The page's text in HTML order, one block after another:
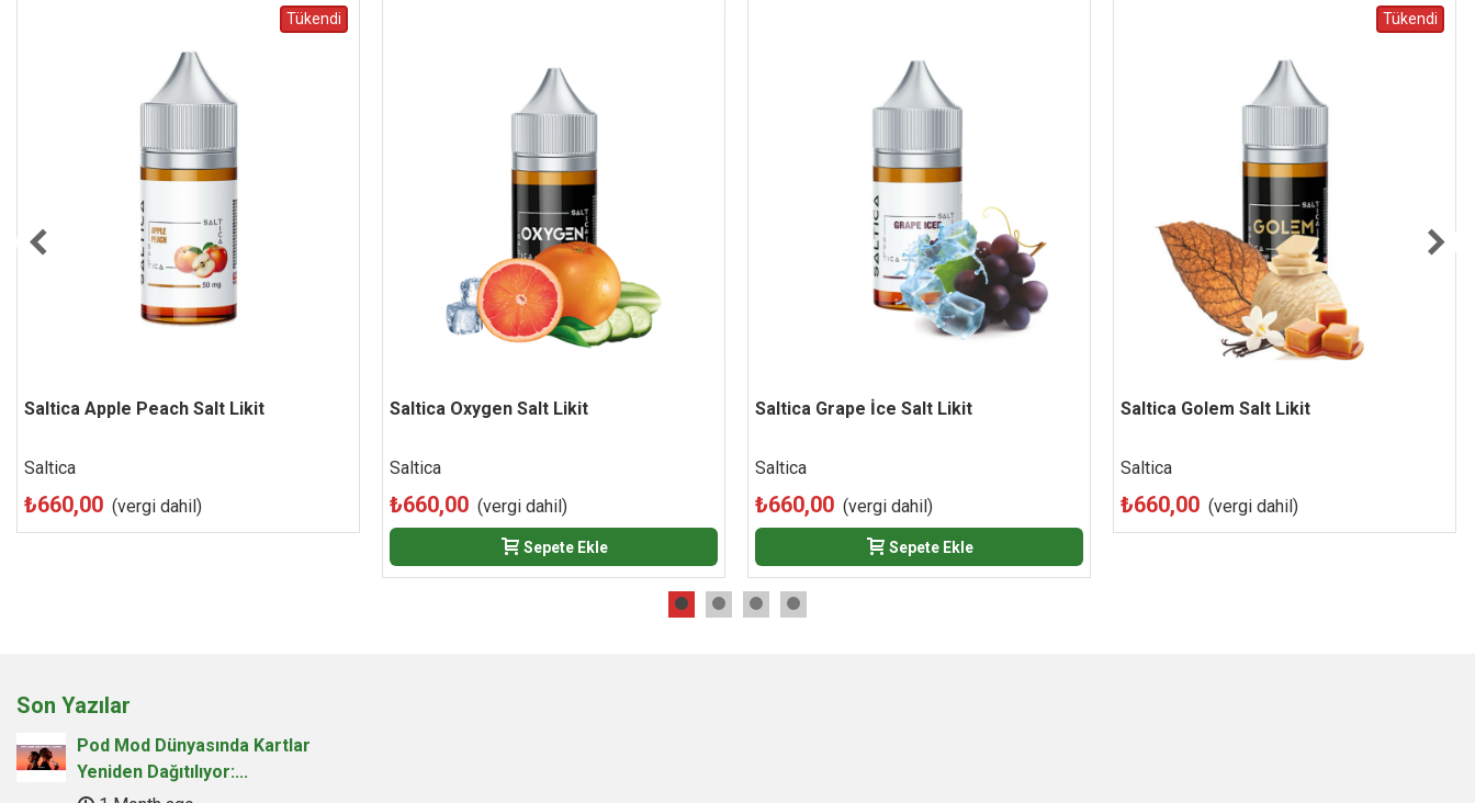
Tükendi
Beğen
Saltica Apple Peach Salt Likit
Saltica
₺660,00 (vergi dahil)
Beğen
Saltica Oxygen Salt Likit
Saltica
₺660,00 (vergi dahil)
Sepete Ekle
Beğen
Saltica Grape İce Salt Likit
Saltica
₺660,00 (vergi dahil)
Sepete Ekle
Tükendi
Beğen
Saltica Golem Salt Likit
Saltica
₺660,00 (vergi dahil)
Son Yazılar
Pod Mod Dünyasında Kartlar
Yeniden Dağıtılıyor:...